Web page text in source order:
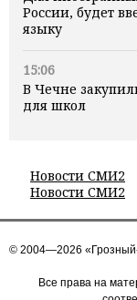
России, будет
языку
15:06
В Чечне
для школ
Новости СМИ2
Новости СМИ2
© 2004—2026
Все права на